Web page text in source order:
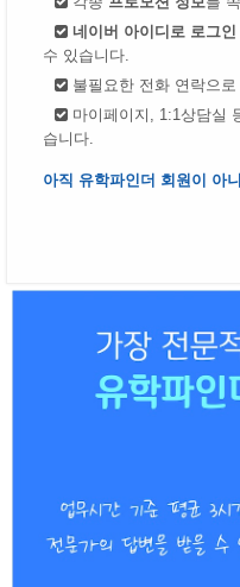
네이버 아이디로 로그인
수 있습니다.
불필요한 전화 연락으로
마이페이지, 1:1상담실
습니다.
아직 유학파인더 회원이 아